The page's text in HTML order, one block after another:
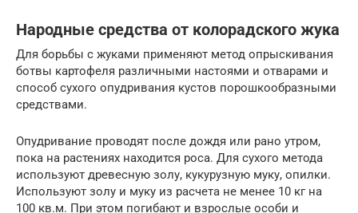
Народные средства от колорадского жука
Для борьбы с жуками применяют метод опрыскивания
ботвы картофеля различными настоями и отварами и
способ сухого опудривания кустов порошкообразными
средствами.
Опудривание проводят после дождя или рано утром,
пока на растениях находится роса. Для сухого метода
используют древесную золу, кукурузную муку, опилки.
Используют золу и муку из расчета не менее 10 кг на
100 кв.м. При этом погибают и взрослые особи и